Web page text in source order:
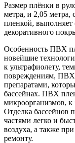
Размер плёнки в
метра, и 2,05 метра,
пленкой,
декоративного
Особенность ПВХ
новейшие
к ультрафиолету,
повреждениям, ПВХ
препаратами,
бассейнах. ПВХ
микроорганизмов, к
Отделка бассейнов
частями легко и
воздуха, а также
ремонту.